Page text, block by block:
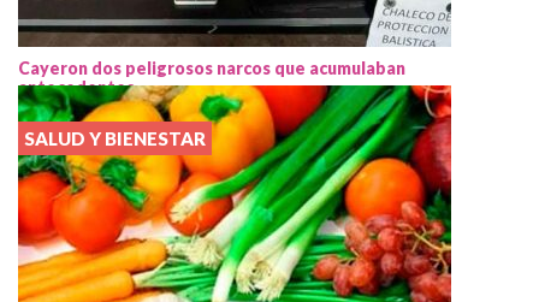
Cayeron dos peligrosos narcos que acumulaban
antecedentes
SALUD Y BIENESTAR